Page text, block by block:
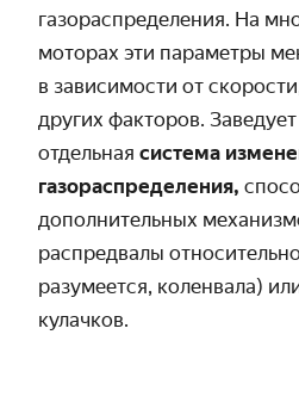
газораспределения. На
моторах эти параметры
в зависимости от
других факторов.
отдельная система
газораспределения,
дополнительных
распредвалы
разумеется, коленвала)
кулачков.